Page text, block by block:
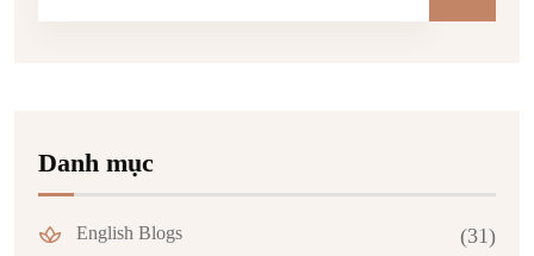
Danh mục
English Blogs (31)